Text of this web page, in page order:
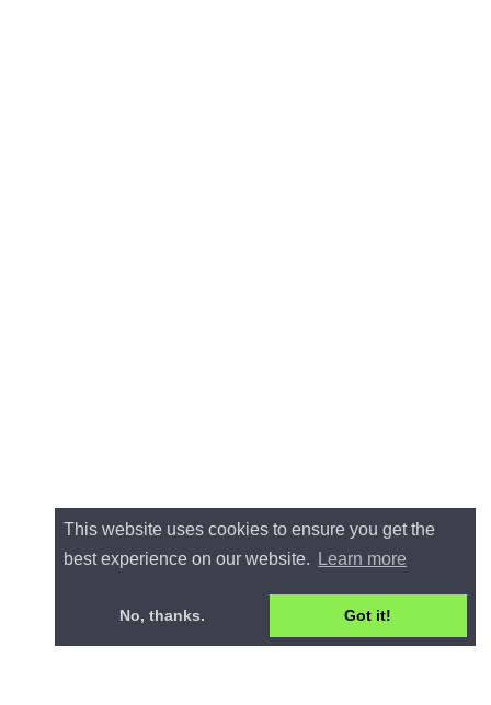
This website uses cookies to ensure you get the
best experience on our website.
Learn more
No, thanks. Got it!